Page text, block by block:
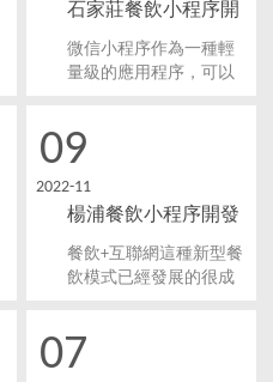
石家莊餐飲小程序開
發要注意什么問題？
微信小程序作為一種輕
量級的應用程序，可以
用方便、運行速度快、
此成為了石家莊餐飲企
業的重要營銷工具和服
務平臺。那么，餐飲小
程序開發要注意什么問
題？
09
2022-11
楊浦餐飲小程序開發
有什么好處？
餐飲+互聯網這種新型餐
飲模式已經發展的很成
微信擁有這龐大的流量
07